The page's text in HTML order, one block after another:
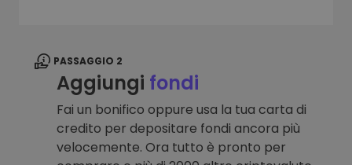
PASSAGGIO 2
Aggiungi fondi
Fai un bonifico oppure usa la tua carta di
credito per depositare fondi ancora più
velocemente. Ora tutto è pronto per